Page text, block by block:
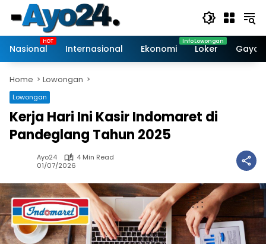
content
Nasional
Internasional Ekonomi Loker Gaya
Home Lowongan
Lowongan
Kerja Hari Ini Kasir Indomaret di
Pandeglang Tahun 2025
Ayo24
4 Min Read
01/07/2026